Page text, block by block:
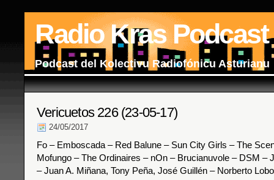
Radio Kras Podcast
Podcast del Kolectivu Radiofónicu Asturianu
Vericuetos 226 (23-05-17)
24/05/2017
Fo – Emboscada – Red Balune – Sun City Girls – The
Mofungo – The Ordinaires – nOn – Brucianuvole – DSM –
– Juan A. Miñana, Tony Peña, José Guillén – Norberto Lobo